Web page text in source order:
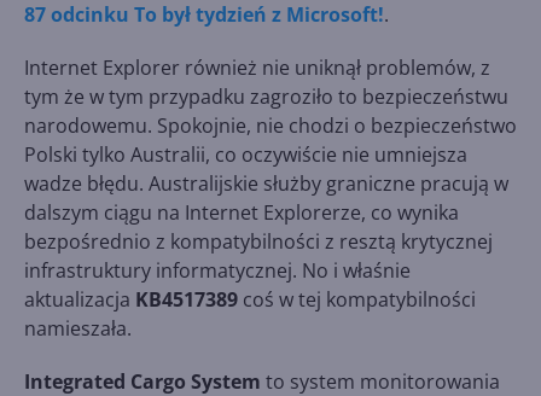
87 odcinku To był tydzień z Microsoft!.
Internet Explorer również nie uniknął problemów, z
tym że w tym przypadku zagroziło to bezpieczeństwu
narodowemu. Spokojnie, nie chodzi o bezpieczeństwo
Polski tylko Australii, co oczywiście nie umniejsza
wadze błędu. Australijskie służby graniczne pracują w
dalszym ciągu na Internet Explorerze, co wynika
bezpośrednio z kompatybilności z resztą krytycznej
infrastruktury informatycznej. No i właśnie
aktualizacja KB4517389 coś w tej kompatybilności
namieszała.
Integrated Cargo System to system monitorowania